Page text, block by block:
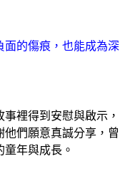
面的傷痕，也能成為深
裡得到安慰與啟示，
們願意真誠分享，曾
年與成長。